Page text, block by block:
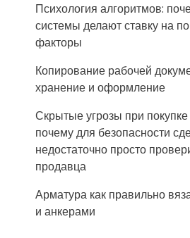
Психология алгоритмов:
системы делают ставку на
факторы
Копирование рабочей
хранение и оформление
Скрытые угрозы при покупке
почему для безопасности
недостаточно просто
продавца
Арматура как правильно
и анкерами